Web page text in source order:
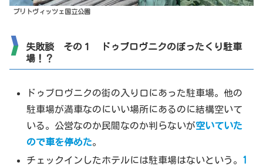
プリトヴィッツェ国立公園
失敗談 その１ ドゥブロヴニクのぼったくり駐車
場！？
ドゥブロヴニクの街の入り口にあった駐車場。他の
駐車場が満車なのにいい場所にあるのに結構空いて
いる。公営なのか民間なのか判らないが空いていた
ので車を停めた。
チェックインしたホテルには駐車場はないという。 1